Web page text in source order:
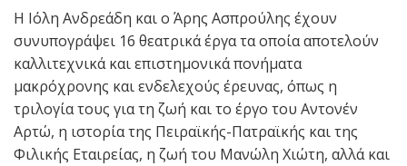
Η Ιόλη Ανδρεάδη και ο Άρης Ασπρούλης έχουν
συνυπογράψει 16 θεατρικά έργα τα οποία αποτελούν
καλλιτεχνικά και επιστημονικά πονήματα
μακρόχρονης και ενδελεχούς έρευνας, όπως η
τριλογία τους για τη ζωή και το έργο του Αντονέν
Αρτώ, η ιστορία της Πειραϊκής-Πατραϊκής και της
Φιλικής Εταιρείας, η ζωή του Μανώλη Χιώτη, αλλά και